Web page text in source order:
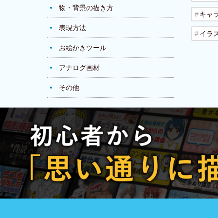
物・背景の描き方
表現方法
お絵かきツール
アナログ画材
その他
キャ
イラ